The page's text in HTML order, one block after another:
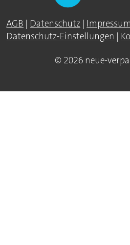
AGB | Datenschutz | Impressum
Datenschutz-Einstellungen |
© 2026 neue-